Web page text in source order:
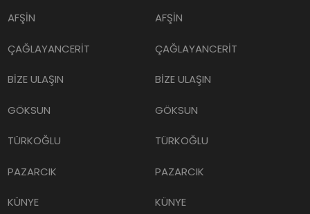
AFŞİN
ÇAĞLAYANCERİT
BİZE ULAŞIN
GÖKSUN
TÜRKOĞLU
PAZARCIK
KÜNYE
AFŞİN
ÇAĞLAYANCERİT
BİZE ULAŞIN
GÖKSUN
TÜRKOĞLU
PAZARCIK
KÜNYE